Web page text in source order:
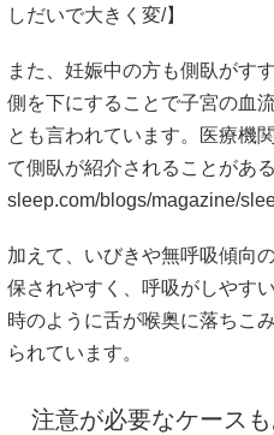
しだいで大きく変/】
また、妊娠中の方も側臥がす
側を下にすることで子宮の血
とも言われています。医療機
て側臥が紹介されることがあ
sleep.com/blogs/magazine/
加えて、いびきや無呼吸傾向
保されやすく、呼吸がしやす
時のように舌が喉奥に落ちこ
られています。
注意が必要なケース